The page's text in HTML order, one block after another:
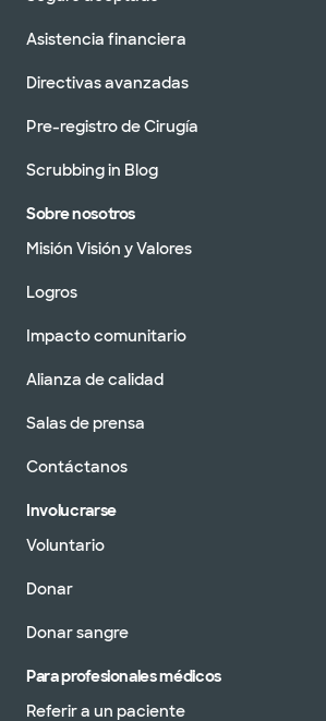
Asistencia financiera
Directivas avanzadas
Pre-registro de Cirugía
Scrubbing in Blog
Sobre nosotros
Misión Visión y Valores
Logros
Impacto comunitario
Alianza de calidad
Salas de prensa
Contáctanos
Involucrarse
Voluntario
Donar
Donar sangre
Para profesionales médicos
Referir a un paciente